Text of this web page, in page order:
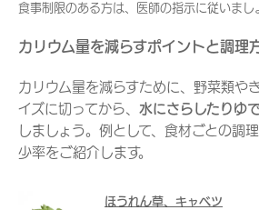
食事制限のある方は、医師の指示に従いまし
カリウム量を減らすポイントと調理
カリウム量を減らすために、野菜類や
イズに切ってから、 水にさらしたりゆ
しましょう。例として、食材ごとの調
少率をご紹介します。
ほうれん草、キャベツ